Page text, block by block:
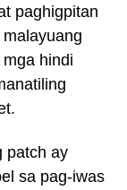
paghigpitan
hindi
patch ay
sa pag-iwas